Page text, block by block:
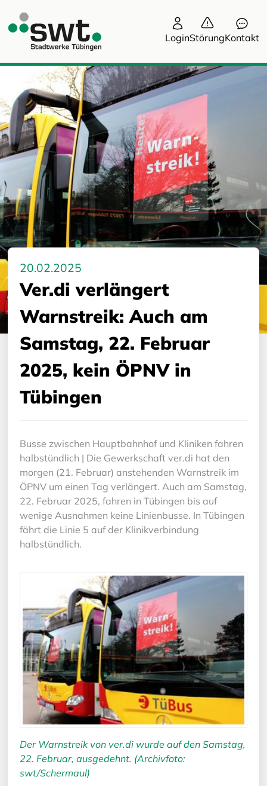
LoginStörungKontakt
20.02.2025
Ver.di verlängert
Warnstreik: Auch am
Samstag, 22. Februar
2025, kein ÖPNV in
Tübingen
Busse zwischen Hauptbahnhof und Kliniken fahren
halbstündlich | Die Gewerkschaft ver.di hat den
morgen (21. Februar) anstehenden Warnstreik im
ÖPNV um einen Tag verlängert. Auch am Samstag,
22. Februar 2025, fahren in Tübingen bis auf
wenige Ausnahmen keine Linienbusse. In Tübingen
fährt die Linie 5 auf der Klinikverbindung
halbstündlich.
Der Warnstreik von ver.di wurde auf den Samstag,
22. Februar, ausgedehnt. (Archivfoto:
swt/Schermaul)